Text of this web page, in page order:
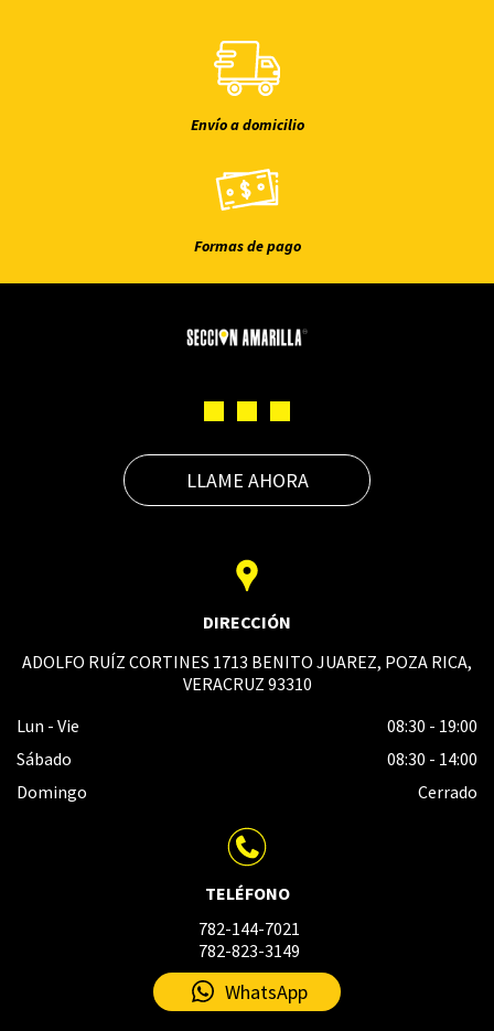
Envío a domicilio
Formas de pago
LLAME AHORA
DIRECCIÓN
ADOLFO RUÍZ CORTINES 1713 BENITO JUAREZ, POZA RICA,
VERACRUZ 93310
Lun - Vie
08:30 - 19:00
Sábado
08:30 - 14:00
Domingo
Cerrado
TELÉFONO
782-144-7021
782-823-3149
WhatsApp